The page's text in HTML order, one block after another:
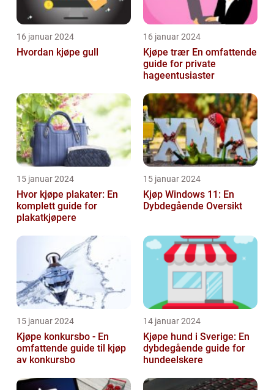
16 januar 2024
Hvordan kjøpe gull
16 januar 2024
Kjøpe trær En omfattende
guide for private
hageentusiaster
15 januar 2024
Hvor kjøpe plakater: En
komplett guide for
plakatkjøpere
15 januar 2024
Kjøp Windows 11: En
Dybdegående Oversikt
15 januar 2024
Kjøpe konkursbo - En
omfattende guide til kjøp
av konkursbo
14 januar 2024
Kjøpe hund i Sverige: En
dybdegående guide for
hundeelskere